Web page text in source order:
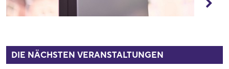
DIE NÄCHSTEN VERANSTALTUNGEN